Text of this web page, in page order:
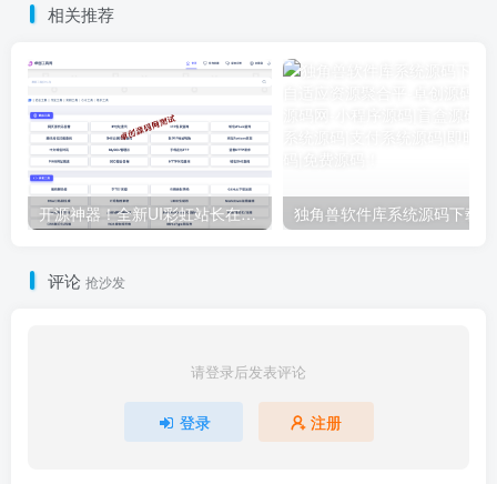
相关推荐
开源神器！全新UI彩虹站长在线工具箱系统源码下载，72+工具/暗黑模式/后台管理
评论 抢沙发
请登录后发表评论
登录 注册